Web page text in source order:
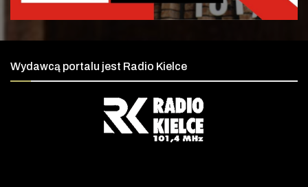
Wydawcą portalu jest Radio Kielce